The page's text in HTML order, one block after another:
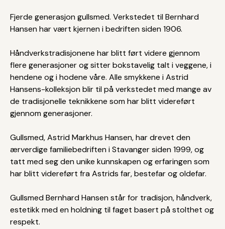
Fjerde generasjon gullsmed. Verkstedet til Bernhard
Hansen har vært kjernen i bedriften siden 1906.
Håndverkstradisjonene har blitt ført videre gjennom
flere generasjoner og sitter bokstavelig talt i veggene, i
hendene og i hodene våre. Alle smykkene i Astrid
Hansens-kolleksjon blir til på verkstedet med mange av
de tradisjonelle teknikkene som har blitt videreført
gjennom generasjoner.
Gullsmed, Astrid Markhus Hansen, har drevet den
ærverdige familiebedriften i Stavanger siden 1999, og
tatt med seg den unike kunnskapen og erfaringen som
har blitt videreført fra Astrids far, bestefar og oldefar.
Gullsmed Bernhard Hansen står for tradisjon, håndverk,
estetikk med en holdning til faget basert på stolthet og
respekt.